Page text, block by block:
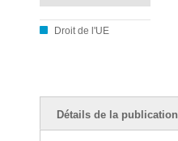
Droit de l'UE
Détails de la publication